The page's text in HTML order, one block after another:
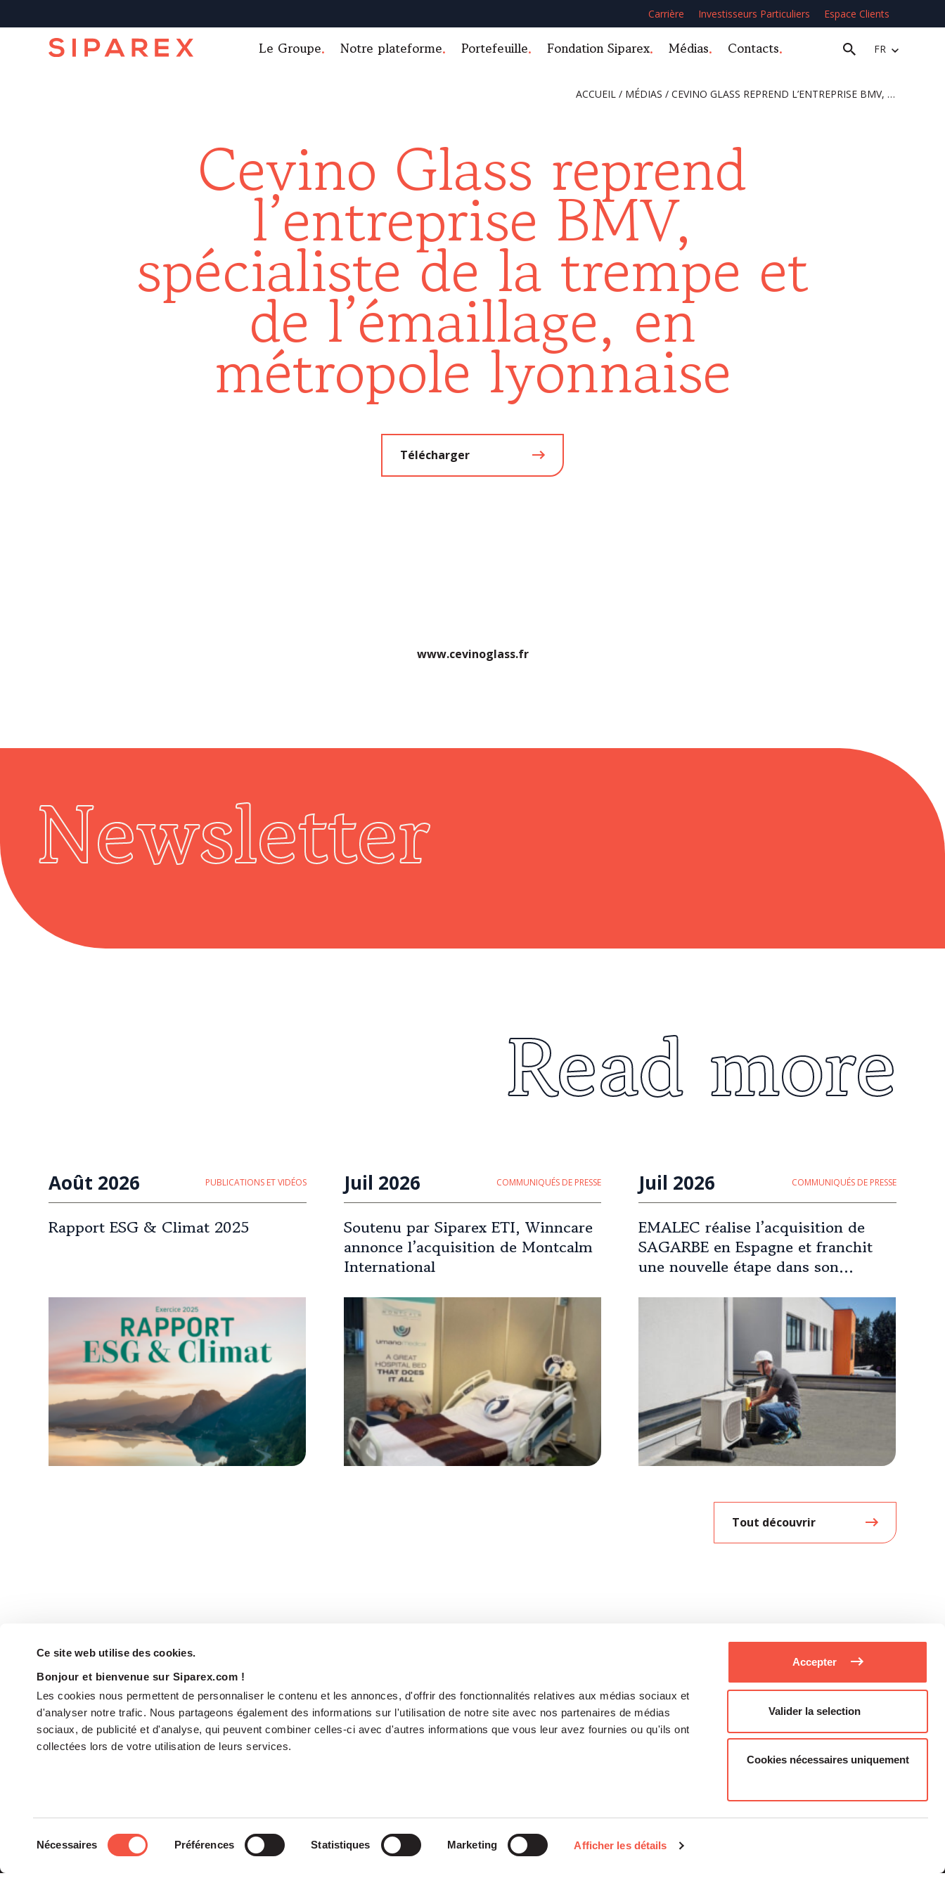
Ce site web utilise des cookies.
Bonjour et bienvenue sur Siparex.com !
Les cookies nous permettent de personnaliser le contenu et les annonces, d'offrir des fonctionnalités relatives aux médias sociaux et
d'analyser notre trafic. Nous partageons également des informations sur l'utilisation de notre site avec nos partenaires de médias
sociaux, de publicité et d'analyse, qui peuvent combiner celles-ci avec d'autres informations que vous leur avez fournies ou qu'ils ont
collectées lors de votre utilisation de leurs services.
Nécessaires Préférences Statistiques Marketing Afficher les détails
Accepter
Valider la selection
Cookies nécessaires uniquement
Carrière Investisseurs Particuliers Espace Clients
Le Groupe Notre plateforme Portefeuille Fondation Siparex Médias Contacts FR
ACCUEIL / MÉDIAS / CEVINO GLASS REPREND L’ENTREPRISE BMV, SPÉCIALISTE DE LA TREMPE ET DE L’ÉMAILLAGE, EN MÉTROPOLE LYONNAISE
Cevino Glass reprend
l’entreprise BMV,
spécialiste de la trempe et
de l’émaillage, en
métropole lyonnaise
Télécharger
www.cevinoglass.fr
Newsletter
Read more
Août 2026 PUBLICATIONS ET VIDÉOS
Rapport ESG & Climat 2025
Juil 2026 COMMUNIQUÉS DE PRESSE
Soutenu par Siparex ETI, Winncare
annonce l’acquisition de Montcalm
International
Juil 2026 COMMUNIQUÉS DE PRESSE
EMALEC réalise l’acquisition de
SAGARBE en Espagne et franchit
une nouvelle étape dans son
Tout découvrir
Le groupe
La Gouvernance
Notre Plateforme
ETI
Participations